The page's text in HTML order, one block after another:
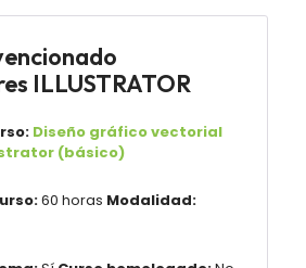
ILLUSTRATOR
Diseño gráfico vectorial
(básico)
60 horas Modalidad: